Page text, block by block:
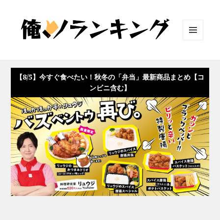
ット
【8/5】今すぐ食べたい！秋冬の「弁当」最新商品まとめ【コ
ンビニ含む】